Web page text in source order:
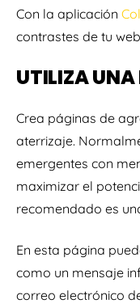
Con la aplicación
contrastes de tu
UTILIZA
Crea páginas de
aterrizaje.
emergentes con
maximizar el
recomendado es
En esta página
como un mensaje
correo electrónico